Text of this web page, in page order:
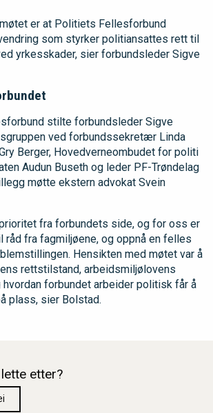
er at Politiets Fellesforbund
som styrker politiansattes rett til
yrkesskader, sier forbundsleder Sigve
stilte forbundsleder Sigve
ved forbundssekretær Linda
Berger, Hovedverneombudet for politi
Audun Buseth og leder PF-Trøndelag
møtte ekstern advokat Svein
fra forbundets side, og for oss er
råd fra fagmiljøene, og oppnå en felles
Hensikten med møtet var å
rettstilstand, arbeidsmiljølovens
forbundet arbeider politisk får å
plass, sier Bolstad.
etter?